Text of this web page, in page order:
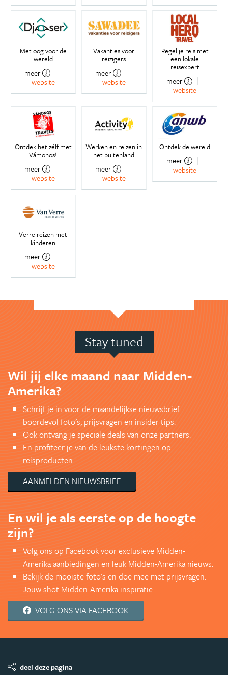
Met oog voor de
wereld
meer
website
Vakanties voor
reizigers
meer
website
Regel je reis met
een lokale
reisexpert
meer
website
Ontdek het zélf met
Vámonos!
meer
website
Werken en reizen in
het buitenland
meer
website
Ontdek de wereld
meer
website
Verre reizen met
kinderen
meer
website
Stay tuned
Wil jij elke maand naar Midden-
Amerika?
Schrijf je in voor de maandelijkse nieuwsbrief
boordevol foto's, prijsvragen en insider tips.
Ook ontvang je speciale deals van onze partners.
En profiteer je van de leukste kortingen op
reisproducten.
AANMELDEN NIEUWSBRIEF
En wil je als eerste op de hoogte
zijn?
Volg ons op Facebook voor exclusieve Midden-
Amerika aanbiedingen en leuk Midden-Amerika nieuws.
Bekijk de mooiste foto's en doe mee met prijsvragen.
Jouw shot Midden-Amerika inspiratie.
VOLG ONS VIA FACEBOOK
deel deze pagina